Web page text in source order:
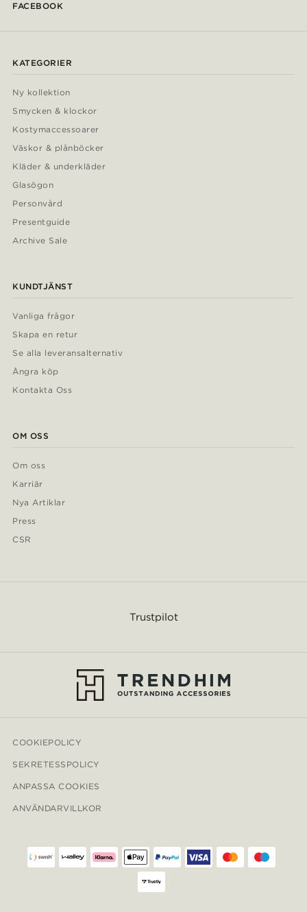
FACEBOOK
KATEGORIER
Ny kollektion
Smycken & klockor
Kostymaccessoarer
Väskor & plånböcker
Kläder & underkläder
Glasögon
Personvård
Presentguide
Archive Sale
KUNDTJÄNST
Vanliga frågor
Skapa en retur
Se alla leveransalternativ
Ångra köp
Kontakta Oss
OM OSS
Om oss
Karriär
Nya Artiklar
Press
CSR
Trustpilot
COOKIEPOLICY
SEKRETESSPOLICY
ANPASSA COOKIES
ANVÄNDARVILLKOR